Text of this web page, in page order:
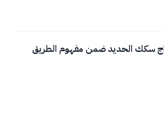
سكك الحديد ضمن مفهوم الطريق